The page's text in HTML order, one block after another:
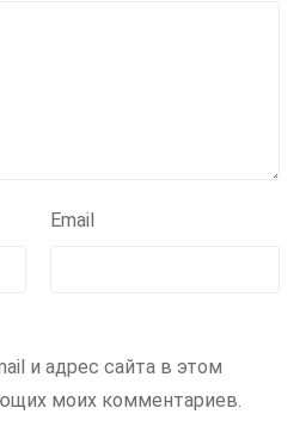
Email
и адрес сайта в этом
моих комментариев.